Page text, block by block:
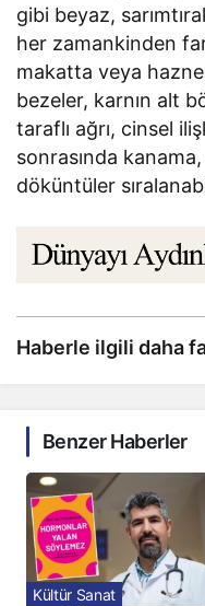
gibi beyaz,
her zamankinden
makatta veya
bezeler, karnın alt
taraflı ağrı, cinsel
sonrasında
döküntüler
Haberle ilgili daha
Benzer Haberler
Kültür Sanat